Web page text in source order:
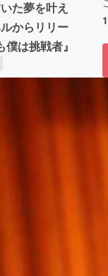
た夢を叶え
からリリー
は挑戦者』